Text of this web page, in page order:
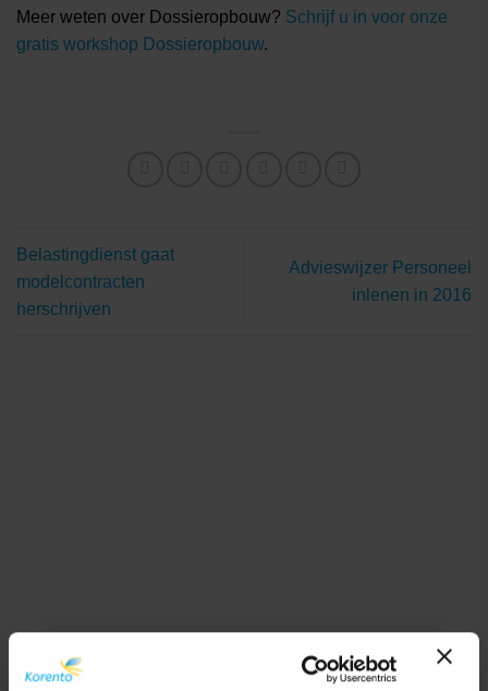
Meer weten over Dossieropbouw? Schrijf u in voor onze
gratis workshop Dossieropbouw.
Belastingdienst gaat
modelcontracten
herschrijven
Advieswijzer Personeel
inlenen in 2016